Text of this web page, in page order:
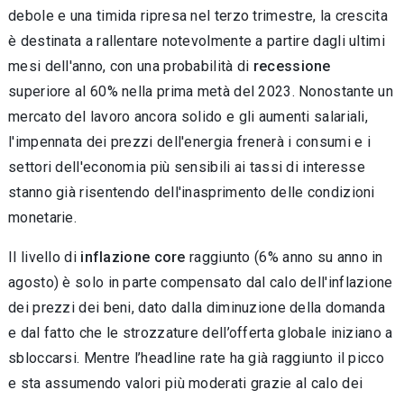
debole e una timida ripresa nel terzo trimestre, la crescita
è destinata a rallentare notevolmente a partire dagli ultimi
mesi dell'anno, con una probabilità di recessione
superiore al 60% nella prima metà del 2023. Nonostante un
mercato del lavoro ancora solido e gli aumenti salariali,
l'impennata dei prezzi dell'energia frenerà i consumi e i
settori dell'economia più sensibili ai tassi di interesse
stanno già risentendo dell'inasprimento delle condizioni
monetarie.
Il livello di inflazione core raggiunto (6% anno su anno in
agosto) è solo in parte compensato dal calo dell'inflazione
dei prezzi dei beni, dato dalla diminuzione della domanda
e dal fatto che le strozzature dell’offerta globale iniziano a
sbloccarsi. Mentre l’headline rate ha già raggiunto il picco
e sta assumendo valori più moderati grazie al calo dei